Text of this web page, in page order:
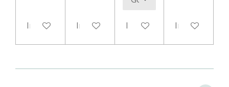
In winkelwagenIn winkelwagenIn winkelwagenIn